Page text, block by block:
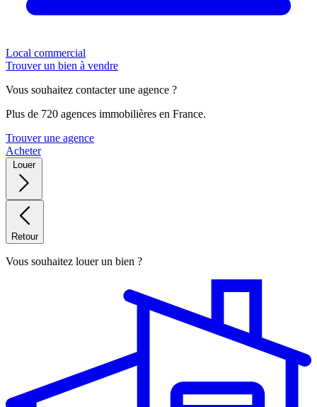
Local commercial
Trouver un bien à vendre
Vous souhaitez contacter une agence ?
Plus de 720 agences immobilières en France.
Trouver une agence
Acheter
Louer
Retour
Vous souhaitez louer un bien ?